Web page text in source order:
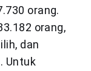
orang.
orang,
dan
Untuk